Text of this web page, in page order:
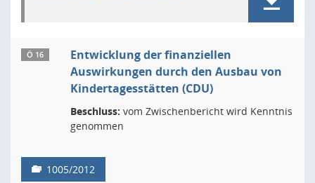
Ö 16
Entwicklung der finanziellen
Auswirkungen durch den Ausbau von
Kindertagesstätten (CDU)
Beschluss: vom Zwischenbericht wird Kenntnis
genommen
1005/2012